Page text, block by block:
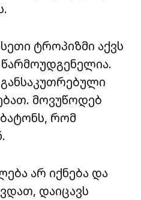
ტროპიზმი აქვს
მოვუწოდებ
რომ
არ იქნება და
დაიცავს